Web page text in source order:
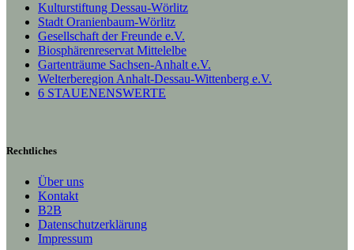
Kulturstiftung Dessau-Wörlitz
Stadt Oranienbaum-Wörlitz
Gesellschaft der Freunde e.V.
Biosphärenreservat Mittelelbe
Gartenträume Sachsen-Anhalt e.V.
Welterberegion Anhalt-Dessau-Wittenberg e.V.
6 STAUENENSWERTE
Rechtliches
Über uns
Kontakt
B2B
Datenschutzerklärung
Impressum